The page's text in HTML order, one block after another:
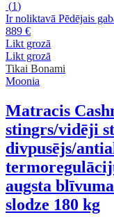
(1)
Ir noliktavā Pēdējais
889 €
Likt grozā
Likt grozā
Tikai Bonami
Moonia
Matracis
stingrs/vidēji
divpusējs/
augsta
slodze 180 kg